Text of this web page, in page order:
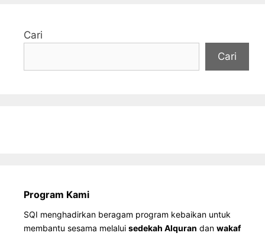
Cari
Cari
Program Kami
SQI menghadirkan beragam program kebaikan untuk
membantu sesama melalui sedekah Alquran dan wakaf